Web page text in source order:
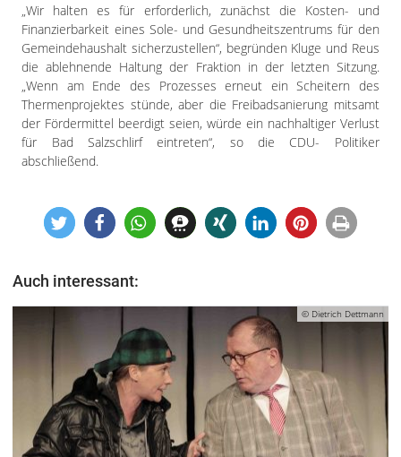
„Wir halten es für erforderlich, zunächst die Kosten- und
Finanzierbarkeit eines Sole- und Gesundheitszentrums für den
Gemeindehaushalt sicherzustellen“, begründen Kluge und Reus
die ablehnende Haltung der Fraktion in der letzten Sitzung.
„Wenn am Ende des Prozesses erneut ein Scheitern des
Thermenprojektes stünde, aber die Freibadsanierung mitsamt
der Fördermittel beerdigt seien, würde ein nachhaltiger Verlust
für Bad Salzschlirf eintreten“, so die CDU- Politiker
abschließend.
Auch interessant:
© Dietrich Dettmann